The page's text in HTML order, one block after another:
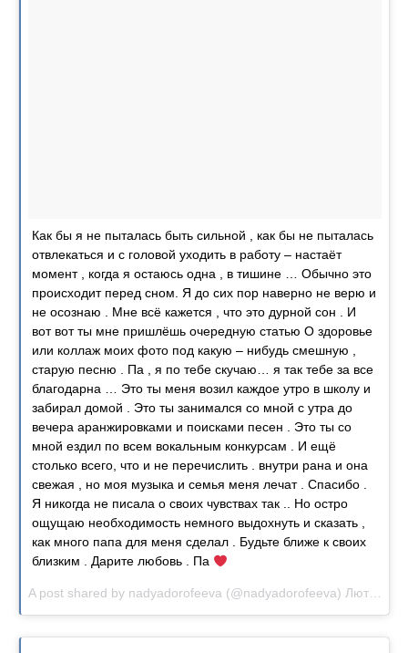
Как бы я не пыталась быть сильной , как бы не пыталась
отвлекаться и с головой уходить в работу – настаёт
момент , когда я остаюсь одна , в тишине … Обычно это
происходит перед сном. Я до сих пор наверно не верю и
не осознаю . Мне всё кажется , что это дурной сон . И
вот вот ты мне пришлёшь очередную статью О здоровье
или коллаж моих фото под какую – нибудь смешную ,
старую песню . Па , я по тебе скучаю… я так тебе за все
благодарна … Это ты меня возил каждое утро в школу и
забирал домой . Это ты занимался со мной с утра до
вечера аранжировками и поисками песен . Это ты со
мной ездил по всем вокальным конкурсам . И ещё
столько всего, что и не перечислить . внутри рана и она
свежая , но моя музыка и семья меня лечат . Спасибо .
Я никогда не писала о своих чувствах так .. Но остро
ощущаю необходимость немного выдохнуть и сказать ,
как много папа для меня сделал . Будьте ближе к своих
близким . Дарите любовь . Па
A post shared by nadyadorofeeva (@nadyadorofeeva) Лют 19, 2017 о 3:45 PST